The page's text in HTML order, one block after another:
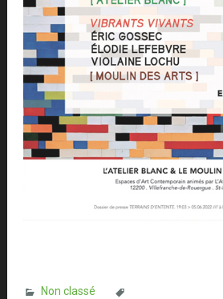
Non classé